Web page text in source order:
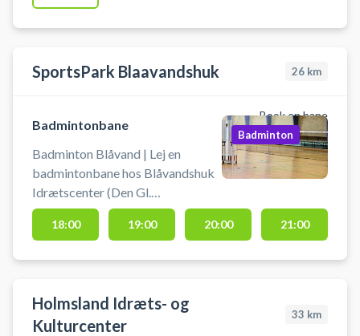
bane er der gratis parkering ved
Tarm Idrætscenters tennisbaner,
Tarm.
SportsPark Blaavandshuk 26 km
Book en bane
Badmintonbane
Badminton Blåvand | Lej en
badmintonbane hos Blåvandshuk
Idrætscenter (Den Gl.
Hal/KulturSpektrum). book
badmintonbane og spil badminton
bolde. Banen må kun benyttes
med indendørssko, der ikke laver
Badminton
18:00 19:00 20:00 21:00
Holmsland Idræts- og
Kulturcenter
33 km